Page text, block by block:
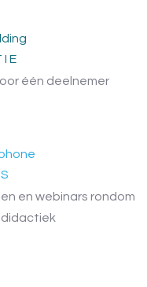
één deelnemer
en webinars rondom
didactiek